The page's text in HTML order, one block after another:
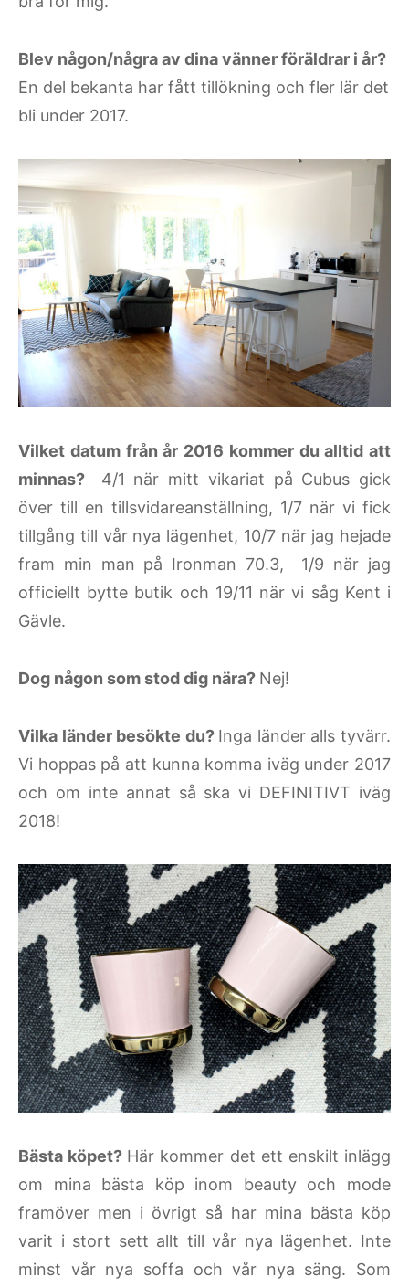
Blev någon/några av dina vänner föräldrar i år?
En del bekanta har fått tillökning och fler lär det
bli under 2017.
Vilket datum från år 2016 kommer du alltid att
minnas? 4/1 när mitt vikariat på Cubus gick
över till en tillsvidareanställning, 1/7 när vi fick
tillgång till vår nya lägenhet, 10/7 när jag hejade
fram min man på Ironman 70.3, 1/9 när jag
officiellt bytte butik och 19/11 när vi såg Kent i
Gävle.
Dog någon som stod dig nära? Nej!
Vilka länder besökte du? Inga länder alls tyvärr.
Vi hoppas på att kunna komma iväg under 2017
och om inte annat så ska vi DEFINITIVT iväg
2018!
Bästa köpet? Här kommer det ett enskilt inlägg
om mina bästa köp inom beauty och mode
framöver men i övrigt så har mina bästa köp
varit i stort sett allt till vår nya lägenhet. Inte
minst vår nya soffa och vår nya säng. Som